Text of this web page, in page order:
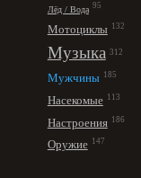
Лёд / Вода 95
Мотоциклы 132
Музыка 312
Мужчины 185
Насекомые 113
Настроения 186
Оружие 147